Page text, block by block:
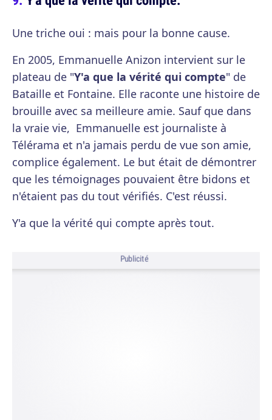
Une triche oui : mais pour la bonne cause.
En 2005, Emmanuelle Anizon intervient sur le
plateau de "Y'a que la vérité qui compte" de
Bataille et Fontaine. Elle raconte une histoire de
brouille avec sa meilleure amie. Sauf que dans
la vraie vie, Emmanuelle est journaliste à
Télérama et n'a jamais perdu de vue son amie,
complice également. Le but était de démontrer
que les témoignages pouvaient être bidons et
n'étaient pas du tout vérifiés. C'est réussi.
Y'a que la vérité qui compte après tout.
Publicité